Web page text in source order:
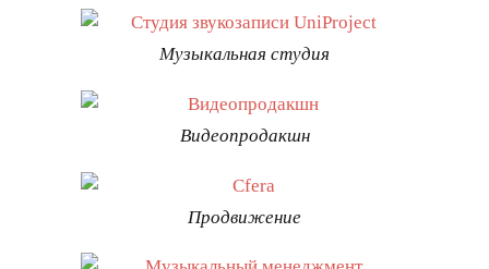
Музыкальная студия
Видеопродакшн
Продвижение